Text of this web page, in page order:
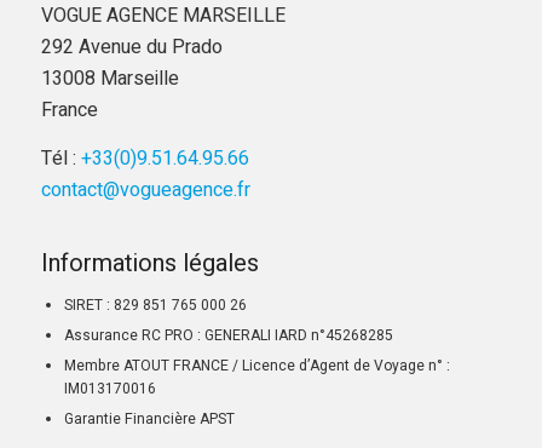
VOGUE AGENCE MARSEILLE
292 Avenue du Prado
13008 Marseille
France
Tél : +33(0)9.51.64.95.66
contact@vogueagence.fr
Informations légales
SIRET : 829 851 765 000 26
Assurance RC PRO : GENERALI IARD n°45268285
Membre ATOUT FRANCE / Licence d’Agent de Voyage n° :
IM013170016
Garantie Financière APST